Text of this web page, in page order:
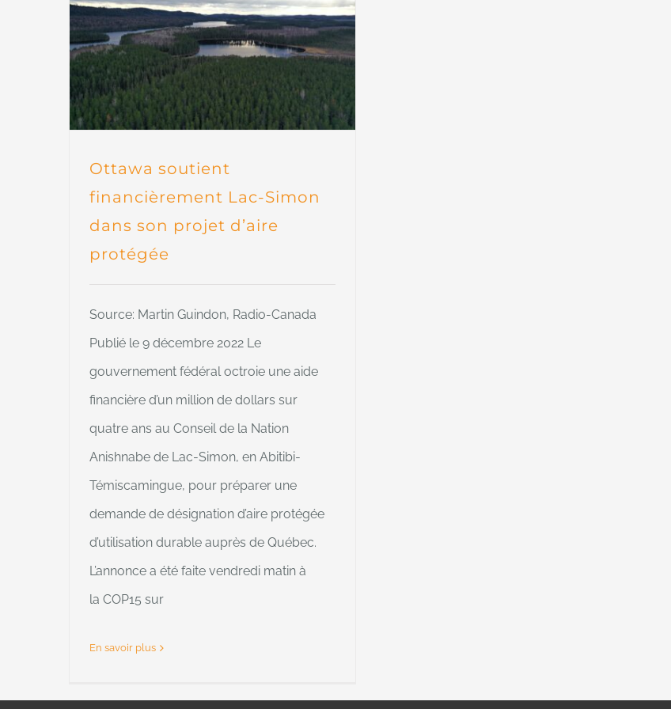
financièrement Lac-Simon
dans son projet d’aire
Ottawa soutient
financièrement Lac-Simon
dans son projet d’aire
protégée
Source: Martin Guindon, Radio-Canada
Publié le 9 décembre 2022 Le
gouvernement fédéral octroie une aide
financière d’un million de dollars sur
quatre ans au Conseil de la Nation
Anishnabe de Lac-Simon, en Abitibi-
Témiscamingue, pour préparer une
demande de désignation d’aire protégée
d’utilisation durable auprès de Québec.
L’annonce a été faite vendredi matin à
la COP15 sur
En savoir plus